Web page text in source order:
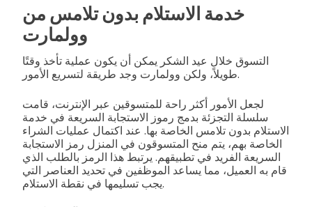
خدمة الاستلام بدون تلامس من
وولمارت
التسوق خلال عيد الشكر يمكن أن يكون عملية تأخذ وقتًا
طويلاً، ولكن وولمارت وجد طريقة لتسريع الأمور.
لجعل الأمور أكثر راحة للمتسوقين عبر الإنترنت، قامت
سلسلة التجزئة بدمج رموز الاستجابة السريعة في خدمة
الاستلام بدون تلامس الخاصة بها. عند اكتمال عمليات الشراء
الخاصة بهم، يتم منح المتسوقون في المنزل رمز الاستجابة
السريعة الفريد في تطبيقهم. يرتبط هذا الرمز بالطلب الذي
قام به العميل، مما يساعد الموظفين في تحديد العناصر التي
يجب تسليمها في نقطة الاستلام.